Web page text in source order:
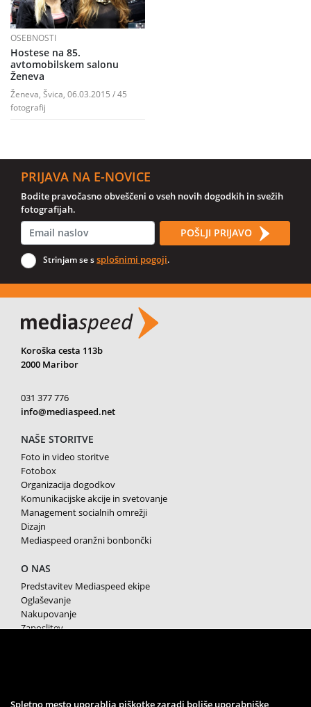
OSEBNOSTI
Hostese na 85.
avtomobilskem salonu
Ženeva
Ženeva, Švica, 06.03.2015 / 45
fotografij
PRIJAVA NA E-NOVICE
Bodite pravočasno obveščeni o vseh novih dogodkih in svežih
fotografijah.
POŠLJI PRIJAVO
Strinjam se ssplošnimi pogoji.
Koroška cesta 113b
2000 Maribor
031 377 776
info@mediaspeed.net
NAŠE STORITVE
Foto in video storitve
Fotobox
Organizacija dogodkov
Komunikacijske akcije in svetovanje
Management socialnih omrežji
Dizajn
Mediaspeed oranžni bonbončki
O NAS
Predstavitev Mediaspeed ekipe
Oglaševanje
Nakupovanje
Zaposlitev
SPREMLJAJTE NAS
Spletno mesto uporablja piškotke zaradi boljše uporabniške